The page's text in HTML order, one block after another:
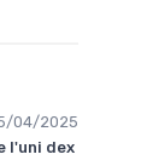
04/2025
l'uni dex